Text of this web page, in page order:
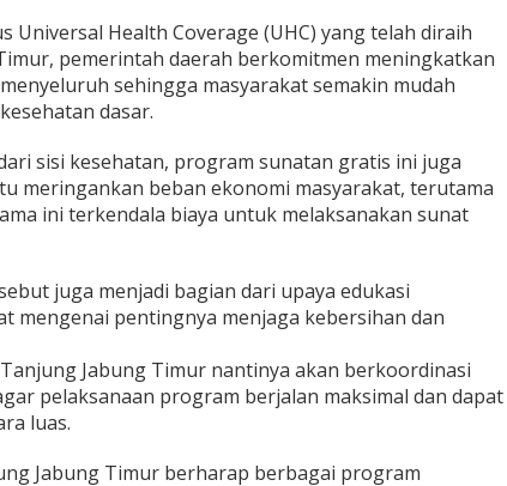
Universal Health Coverage (UHC) yang telah diraih
pemerintah daerah berkomitmen meningkatkan
sehingga masyarakat semakin mudah
dasar.
sisi kesehatan, program sunatan gratis ini juga
meringankan beban ekonomi masyarakat, terutama
ini terkendala biaya untuk melaksanakan sunat
juga menjadi bagian dari upaya edukasi
mengenai pentingnya menjaga kebersihan dan
Jabung Timur nantinya akan berkoordinasi
pelaksanaan program berjalan maksimal dan dapat
luas.
Jabung Timur berharap berbagai program